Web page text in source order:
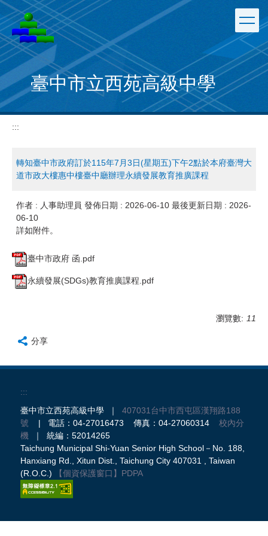
跳
到
主
要
內
容
區
臺中市立西苑高級中學
:::
轉知臺中市政府訂於115年7月3日(星期五)下午2點於本府臺灣大
道市政大樓惠中樓臺中廳辦理永續發展教育推廣課程
作者 : 人事助理員 發佈日期 : 2026-06-10 最後更新日期 : 2026-
06-10
詳如附件。
臺中市政府 函.pdf
永續發展(SDGs)教育推廣課程.pdf
瀏覽數: 11
分享
:::
臺中市立西苑高級中學 ｜ 407031台中市西屯區漢翔路188
號 | 電話：04-27016473 傳真：04-27060314 校內分
機 ｜ 統編：52014265
Taichung Municipal Shi-Yuan Senior High School－No. 188,
Hanxiang Rd., Xitun Dist., Taichung City 407031 , Taiwan
(R.O.C.)
【個資保護窗口】 PDPA